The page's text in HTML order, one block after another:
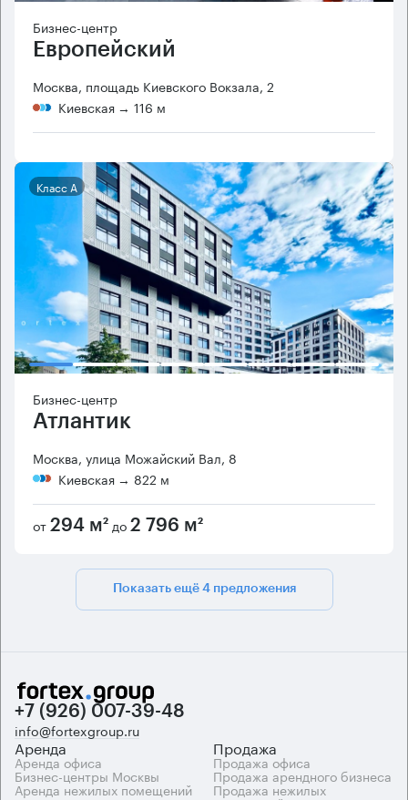
Бизнес-центр
Европейский
Москва, площадь Киевского Вокзала, 2
Киевская → 116 м
Класс А
Бизнес-центр
Атлантик
Москва, улица Можайский Вал, 8
Киевская → 822 м
от 294 м² до 2 796 м²
Показать ещё 4 предложения
+7 (926) 007-39-48
info@fortexgroup.ru
Аренда
Аренда офиса
Бизнес-центры Москвы
Аренда нежилых помещений
Продажа
Продажа офиса
Продажа арендного бизнеса
Продажа нежилых